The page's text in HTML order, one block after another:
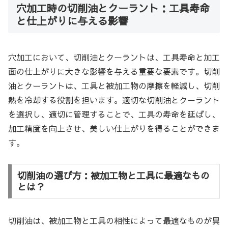
穴加工時の切削油とクーラント：工具寿命
と仕上がりに与える影響
穴加工において、切削油とクーラントは、工具寿命と加工
面の仕上がりに大きな影響を与える重要な要素です。切削
油とクーラントは、工具と被加工物の摩擦を軽減し、切削
熱を冷却する役割を担います。適切な切削油とクーラント
を選択し、適切に管理することで、工具の寿命を延ばし、
加工精度を向上させ、美しい仕上がりを得ることができま
す。
切削油の選び方：被加工物と工具に最適なもの
とは？
切削油は、被加工物と工具の相性によって最適なものが異